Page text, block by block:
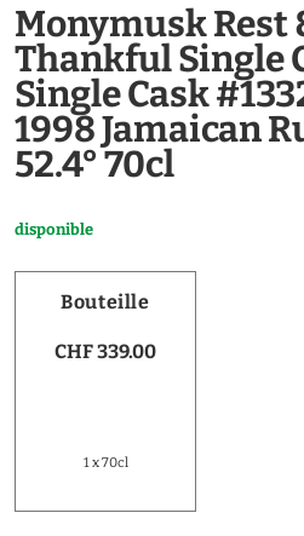
Monymusk Rest
Thankful Single
Single Cask
1998 Jamaican
52.4° 70cl
disponible
Bouteille
CHF 339.00
1 x 70cl